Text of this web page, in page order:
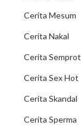
Cerita Mesum
Cerita Nakal
Cerita Semprot
Cerita Sex Hot
Cerita Skandal
Cerita Sperma